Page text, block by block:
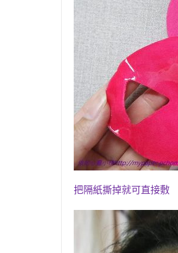
把隔紙撕掉就可直接敷